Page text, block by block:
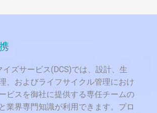
イズサービス(DCS)では、設計、生
、およびライフサイクル管理におけ
ビスを御社に提供する専任チームの
業界専門知識が利用できます。プロ